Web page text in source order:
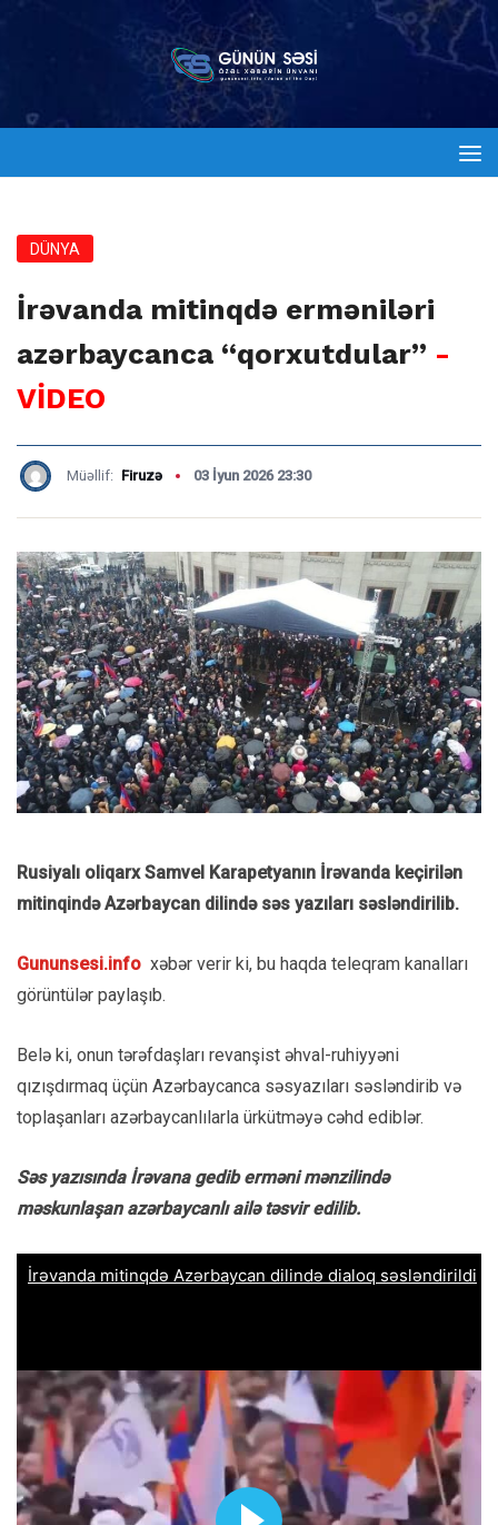
DÜNYA
İrəvanda mitinqdə erməniləri
azərbaycanca “qorxutdular” -
VİDEO
Müəllif: Firuzə 03 İyun 2026 23:30
Rusiyalı oliqarx Samvel Karapetyanın İrəvanda keçirilən
mitinqində Azərbaycan dilində səs yazıları səsləndirilib.
Gununsesi.info xəbər verir ki, bu haqda teleqram kanalları
görüntülər paylaşıb.
Belə ki, onun tərəfdaşları revanşist əhval-ruhiyyəni
qızışdırmaq üçün Azərbaycanca səsyazıları səsləndirib və
toplaşanları azərbaycanlılarla ürkütməyə cəhd ediblər.
Səs yazısında İrəvana gedib erməni mənzilində
məskunlaşan azərbaycanlı ailə təsvir edilib.